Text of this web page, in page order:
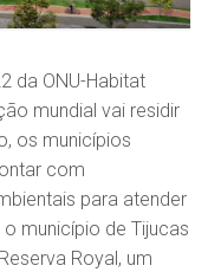
da ONU-Habitat
mundial vai residir
os municípios
com
para atender
município de Tijucas
Royal, um